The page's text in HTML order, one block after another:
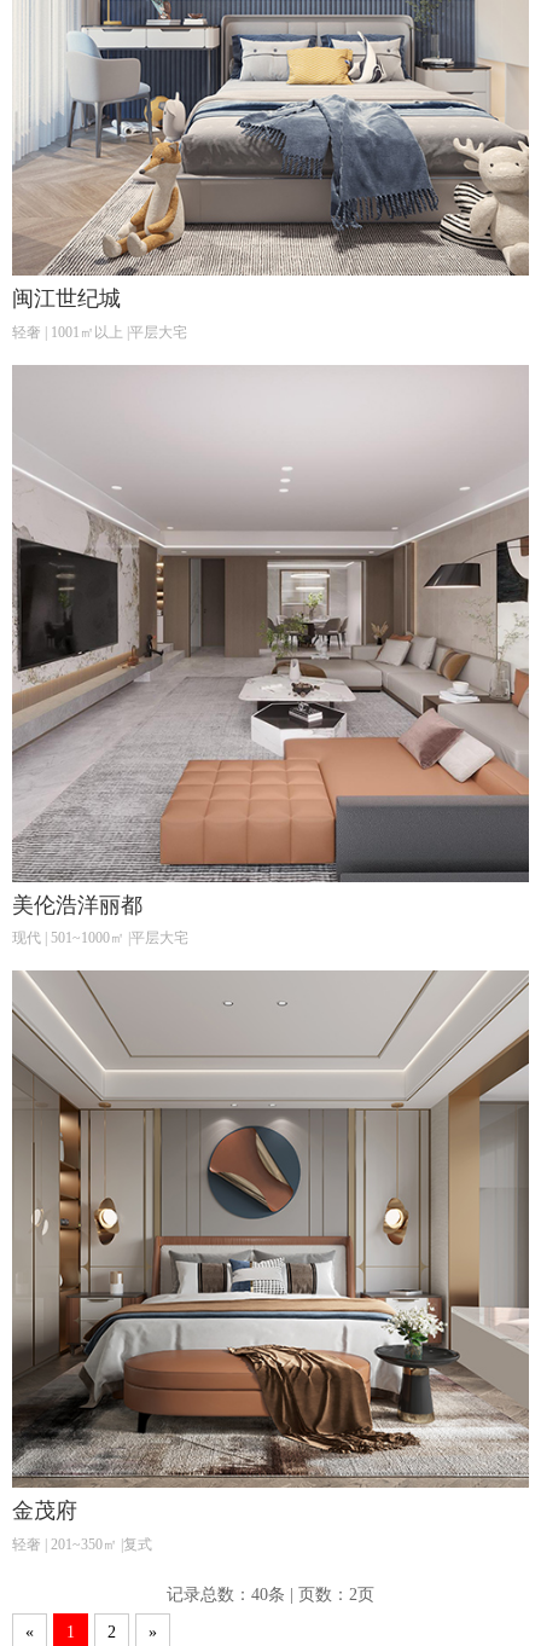
闽江世纪城
轻奢 | 1001㎡以上 |平层大宅
美伦浩洋丽都
现代 | 501~1000㎡ |平层大宅
金茂府
轻奢 | 201~350㎡ |复式
记录总数：40条 | 页数：2页
« 1 2 »